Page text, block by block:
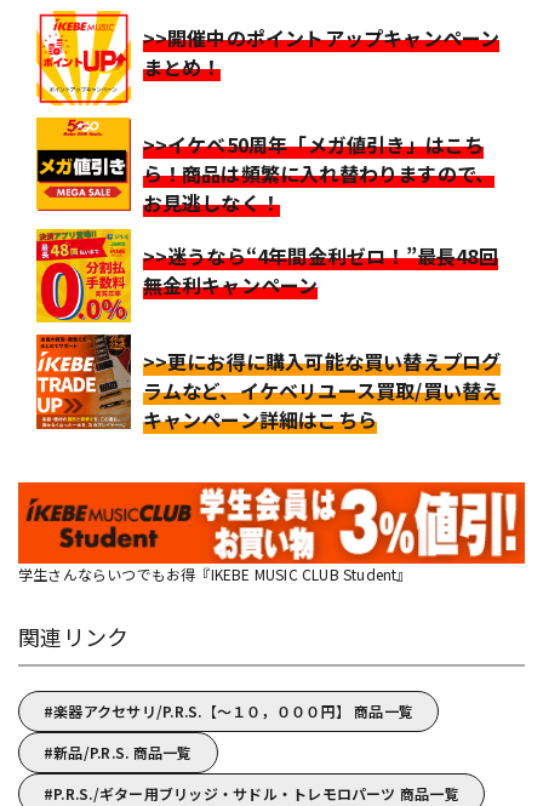
>>開催中のポイントアップキャンペーン
まとめ！
>>イケベ50周年「メガ値引き」はこち
ら！商品は頻繁に入れ替わりますので、
お見逃しなく！
>>迷うなら“4年間金利ゼロ！”最長48回
無金利キャンペーン
>>更にお得に購入可能な買い替えプログ
ラムなど、イケベリユース買取/買い替え
キャンペーン詳細はこちら
学生さんならいつでもお得『IKEBE MUSIC CLUB Student』
関連リンク
楽器アクセサリ/P.R.S.【～１０，０００円】 商品一覧
新品/P.R.S. 商品一覧
P.R.S./ギター用ブリッジ・サドル・トレモロパーツ 商品一覧